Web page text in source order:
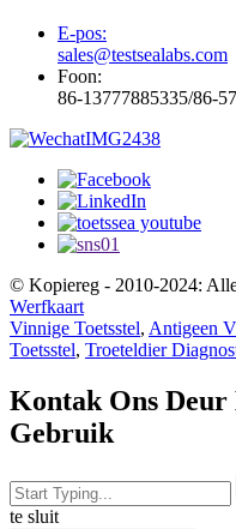
E-pos:
sales@testsealabs.com
Foon:
86-13777885335/86-
© Kopiereg - 2010-2024:
Werfkaart
Vinnige Toetsstel, Antigeen
Toetsstel, Troeteldier
Kontak Ons
Gebruik
te sluit